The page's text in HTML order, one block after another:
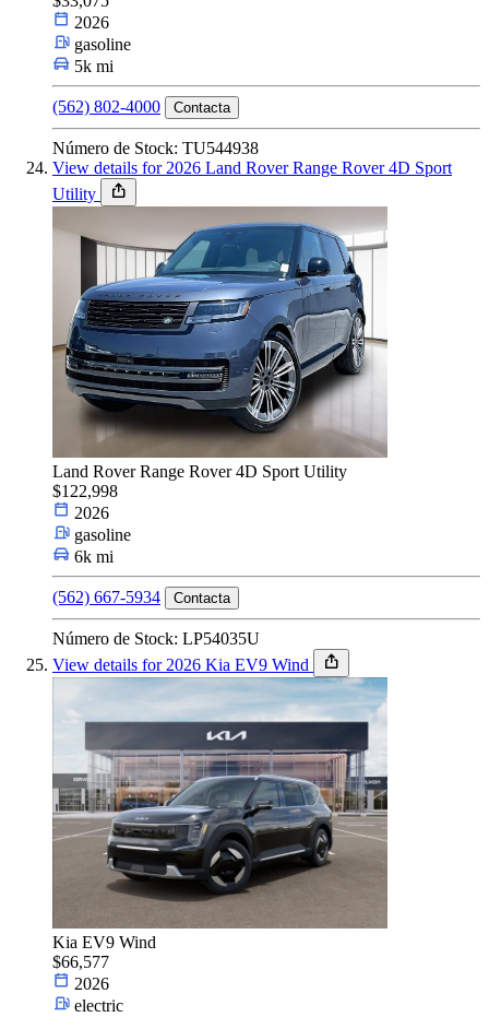
2026
gasoline
5k mi
(562) 802-4000 Contacta
Número de Stock: TU544938
View details for 2026 Land Rover Range Rover 4D Sport
Utility
Land Rover Range Rover 4D Sport Utility
$122,998
2026
gasoline
6k mi
(562) 667-5934 Contacta
Número de Stock: LP54035U
View details for 2026 Kia EV9 Wind
Kia EV9 Wind
$66,577
2026
electric